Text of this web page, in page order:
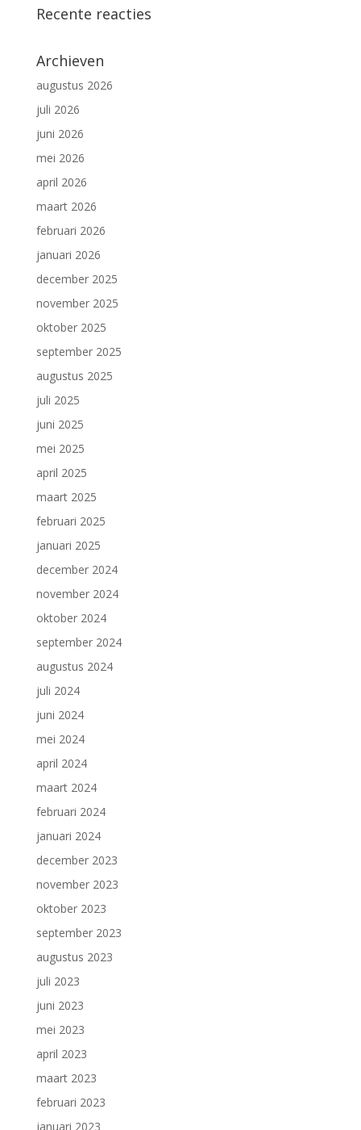
Recente reacties
Archieven
augustus 2026
juli 2026
juni 2026
mei 2026
april 2026
maart 2026
februari 2026
januari 2026
december 2025
november 2025
oktober 2025
september 2025
augustus 2025
juli 2025
juni 2025
mei 2025
april 2025
maart 2025
februari 2025
januari 2025
december 2024
november 2024
oktober 2024
september 2024
augustus 2024
juli 2024
juni 2024
mei 2024
april 2024
maart 2024
februari 2024
januari 2024
december 2023
november 2023
oktober 2023
september 2023
augustus 2023
juli 2023
juni 2023
mei 2023
april 2023
maart 2023
februari 2023
januari 2023